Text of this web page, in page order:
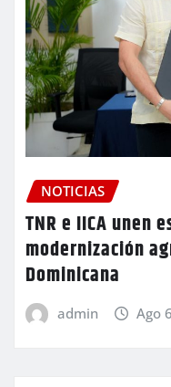
NOTICIAS
TNR e IICA unen
modernización
Dominicana
admin Ago